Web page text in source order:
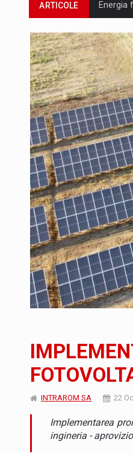
ARTICOLE Energia
ARTICOLE Cum
ARTICOLE
ARTICOLE
INTERVIURI
INTERVIURI CU
INTERVIURI
INTERVIURI OUR
INTERVIURI COFFEE
STIRI Hard
STIRI Fondul
STIRI RANGE
STIRI
ARTICOLE
INTRAROM SA 22
Implementarea
ingineria -